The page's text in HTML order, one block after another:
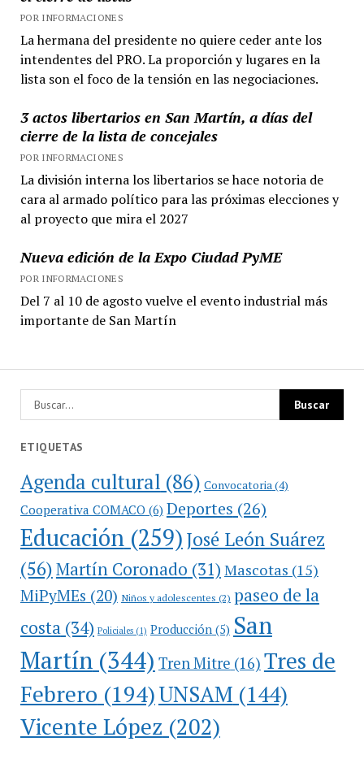
POR INFORMACIONES
La hermana del presidente no quiere ceder ante los
intendentes del PRO. La proporción y lugares en la
lista son el foco de la tensión en las negociaciones.
3 actos libertarios en San Martín, a días del
cierre de la lista de concejales
POR INFORMACIONES
La división interna los libertarios se hace notoria de
cara al armado político para las próximas elecciones y
al proyecto que mira el 2027
Nueva edición de la Expo Ciudad PyME
POR INFORMACIONES
Del 7 al 10 de agosto vuelve el evento industrial más
importante de San Martín
ETIQUETAS
Agenda cultural (86) Convocatoria (4)
Cooperativa COMACO(6) Deportes (26)
Educación(259)José León Suárez
(56)Martín Coronado (31) Mascotas (15)
MiPyMEs (20) Niños y adolescentes (2) paseo de la
costa(34) Policiales(1) Producción(5) San
Martín(344) Tren Mitre (16) Tres de
Febrero (194)UNSAM (144)
Vicente López (202)